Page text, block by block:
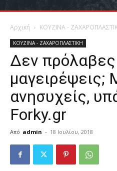
Αρχική ΚΟΥΖΙΝΑ -
ΚΟΥΖΙΝΑ - ΖΑΧΑΡΟΠΛΑΣΤΙΚΗ
Δεν
μαγειρέψεις;
ανησυχείς,
Forky.gr
Από admin - 18 Ιουλίου, 2018